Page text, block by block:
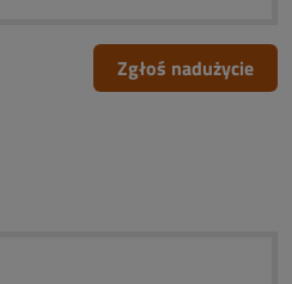
Zgłoś nadużycie